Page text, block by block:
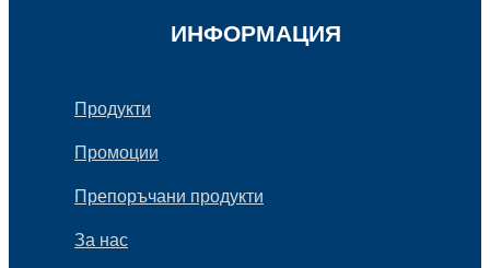
ИНФОРМАЦИЯ
Продукти
Промоции
Препоръчани продукти
За нас